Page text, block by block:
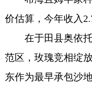
价估算，今年收入
在于田县奥依
范区，玫瑰竞相绽
东作为最早承包沙